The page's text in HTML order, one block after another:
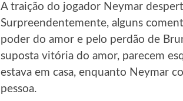
A traição do jogador Neymar
Surpreendentemente, alguns
poder do amor e pelo perdão de
suposta vitória do amor, parecem
estava em casa, enquanto Neymar
pessoa.